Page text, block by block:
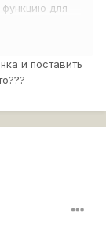
функцию для
и поставить